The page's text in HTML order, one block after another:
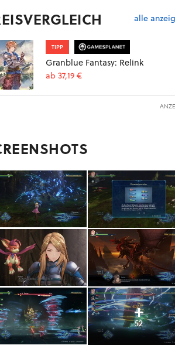
alle
TIPP
Granblue Fantasy: Relink
ab 37,19 €
52